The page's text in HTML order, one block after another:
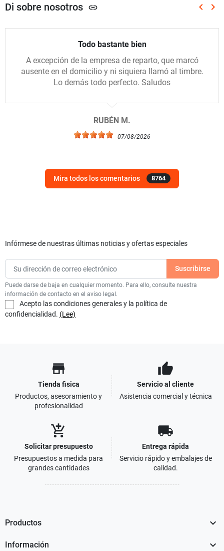
Di sobre nosotros link keyboard_arrow_left keyboard_arrow_right
Todo bastante bien
A excepción de la empresa de reparto, que marcó
ausente en el domicilio y ni siquiera llamó al timbre.
Lo demás todo perfecto. Saludos
RUBÉN M.
07/08/2026
Mira todos los comentarios 8764
Infórmese de nuestras últimas noticias y ofertas especiales
Puede darse de baja en cualquier momento. Para ello, consulte nuestra
información de contacto en el aviso legal.
Acepto las condiciones generales y la política de
confidencialidad. (Lee)
store
Tienda fisica
Productos, asesoramiento y
profesionalidad
thumb_up
Servicio al cliente
Asistencia comercial y técnica
add_shopping_cart
Solicitar presupuesto
Presupuestos a medida para
grandes cantidades
local_shipping
Entrega rápida
Servicio rápido y embalajes de
calidad.
Productos 
Información 